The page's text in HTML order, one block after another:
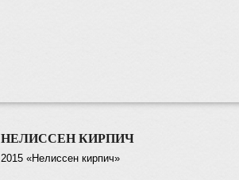
НЕЛИССЕН КИРПИЧ
2015 «Нелиссен кирпич»